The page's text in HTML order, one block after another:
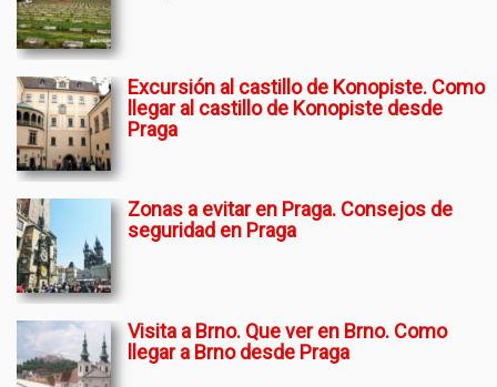
Excursión al castillo de Konopiste. Como
llegar al castillo de Konopiste desde
Praga
Zonas a evitar en Praga. Consejos de
seguridad en Praga
Visita a Brno. Que ver en Brno. Como
llegar a Brno desde Praga